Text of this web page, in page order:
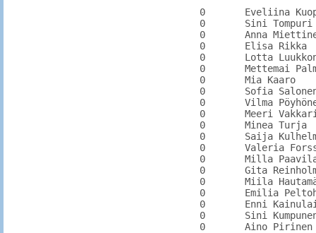
0	Eveliina Kuoppala	KarhU
0	Sini Tompuri	KarhU
0	Anna Miettinen	KarhU
0	Elisa Rikka	KarhU
0	Lotta Luukkonen	KuusKi
0	Mettemai Palmer	PyhtKi
0	Mia Kaaro		VehkVei
0	Sofia Salonen	KarhKa
0	Vilma Pöyhönen	KarhKa
0	Meeri Vakkari	KarhU
0	Minea Turja	PyhtYr
0	Saija Kulhelm	PyhtYr
0	Valeria Forss	KarhU
0	Milla Paavilainen	KarhU
0	Gita Reinholm	KarhKa
0	Miila Hautamäki	PyhtY
0	Emilia Peltoheimo	VirSa
0	Enni Kainulainen	KarhU
0	Sini Kumpunen	KarhU
0	Aino Pirinen	KarhU